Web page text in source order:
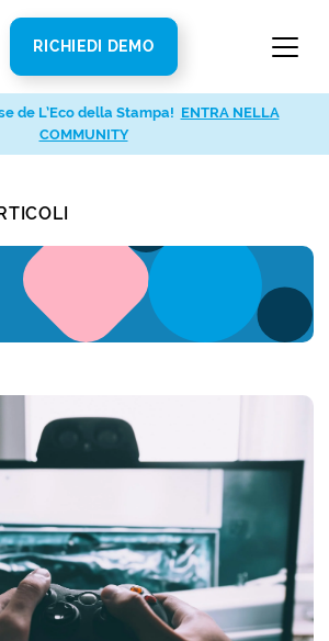
RICHIEDI DEMO
de L’Eco della Stampa! ENTRA NELLA
COMMUNITY